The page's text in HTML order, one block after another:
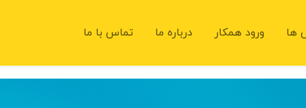
ها ورود همکار درباره ما تماس با ما